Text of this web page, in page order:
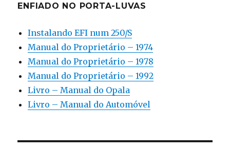
ENFIADO NO PORTA-LUVAS
Instalando EFI num 250/S
Manual do Proprietário – 1974
Manual do Proprietário – 1978
Manual do Proprietário – 1992
Livro – Manual do Opala
Livro – Manual do Automóvel